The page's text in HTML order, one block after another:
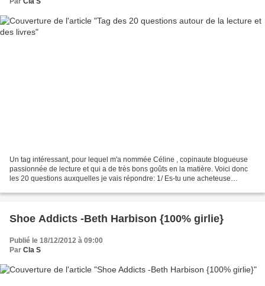
Un tag intéressant, pour lequel m'a nommée Céline , copinaute blogueuse
passionnée de lecture et qui a de très bons goûts en la matière. Voici donc
les 20 questions auxquelles je vais répondre: 1/ Es-tu une acheteuse
Shoe Addicts -Beth Harbison {100% girlie}
Publié le 18/12/2012 à 09:00
Par Cla S